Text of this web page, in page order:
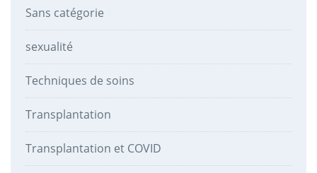
Sans catégorie
sexualité
Techniques de soins
Transplantation
Transplantation et COVID